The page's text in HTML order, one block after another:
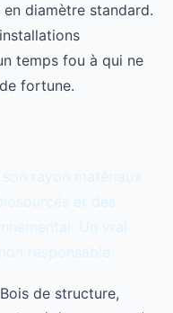
diamètre standard.
temps fou à qui ne
fortune.
rayon matériaux
et des
Un vrai
responsable.
de structure,